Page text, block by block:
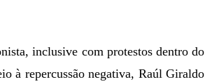
inclusive com protestos dentro do
à repercussão negativa, Raúl Giraldo